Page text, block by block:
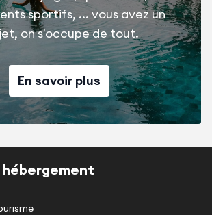
sportifs, ... vous avez un
on s'occupe de tout.
En savoir plus
hébergement